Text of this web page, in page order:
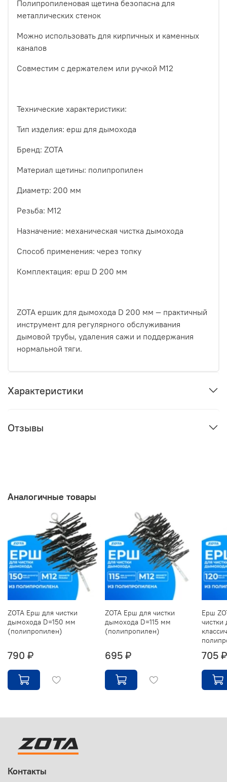
Полипропиленовая щетина безопасна для
металлических стенок
Можно использовать для кирпичных и каменных
каналов
Совместим с держателем или ручкой М12
Технические характеристики:
Тип изделия: ерш для дымохода
Бренд: ZOTA
Материал щетины: полипропилен
Диаметр: 200 мм
Резьба: М12
Назначение: механическая чистка дымохода
Способ применения: через топку
Комплектация: ерш D 200 мм
ZOTA ершик для дымохода D 200 мм — практичный
инструмент для регулярного обслуживания
дымовой трубы, удаления сажи и поддержания
нормальной тяги.
Характеристики
Отзывы
Аналогичные товары
ZOTA Ерш для чистки
дымохода D=150 мм
(полипропилен)
790 ₽
ZOTA Ерш для чистки
дымохода D=115 мм
(полипропилен)
695 ₽
Ерш
705 ₽
Контакты